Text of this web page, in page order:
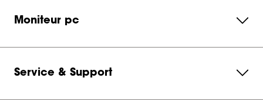
Moniteur pc
Service & Support